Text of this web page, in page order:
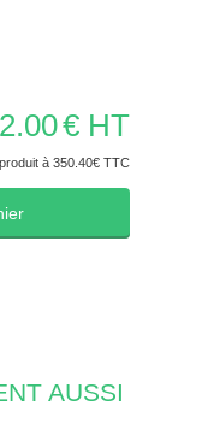
€ HT
à 350.40€ TTC
AUSSI